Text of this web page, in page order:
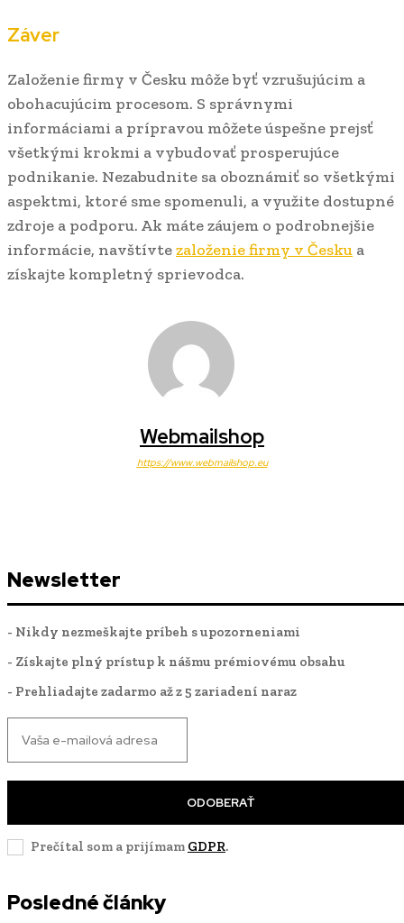
Záver
Založenie firmy v Česku môže byť vzrušujúcim a
obohacujúcim procesom. S správnymi
informáciami a prípravou môžete úspešne prejsť
všetkými krokmi a vybudovať prosperujúce
podnikanie. Nezabudnite sa oboznámiť so všetkými
aspektmi, ktoré sme spomenuli, a využite dostupné
zdroje a podporu. Ak máte záujem o podrobnejšie
informácie, navštívtezaloženie firmy v Česku a
získajte kompletný sprievodca.
Webmailshop
https://www.webmailshop.eu
Newsletter
- Nikdy nezmeškajte príbeh s upozorneniami
- Získajte plný prístup k nášmu prémiovému obsahu
- Prehliadajte zadarmo až z 5 zariadení naraz
ODOBERAŤ
Prečítal som a prijímam GDPR.
Posledné články